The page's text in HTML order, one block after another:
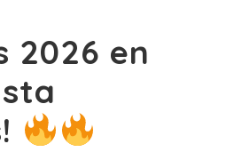
2026 en